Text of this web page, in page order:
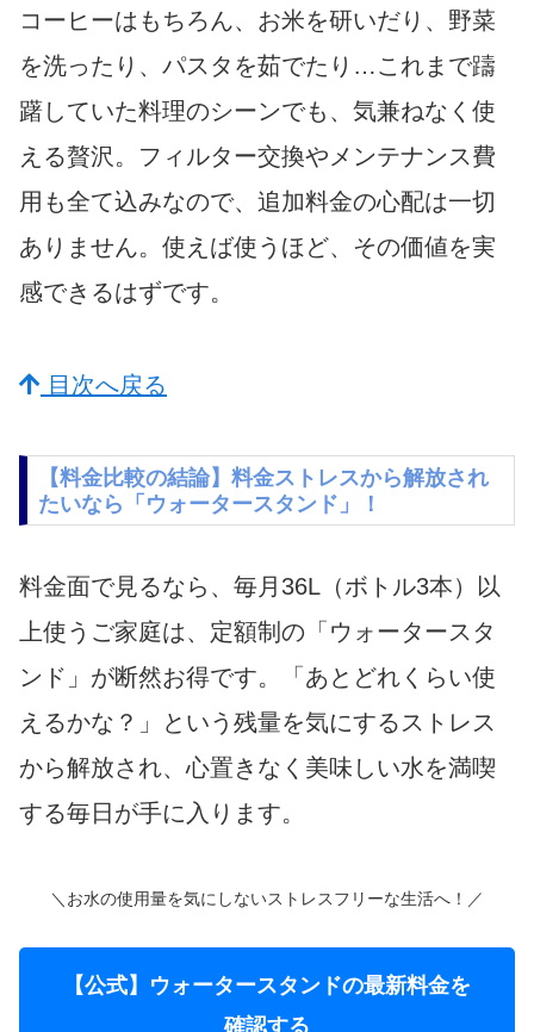
コーヒーはもちろん、お米を研いだり、野菜
を洗ったり、パスタを茹でたり…これまで躊
躇していた料理のシーンでも、気兼ねなく使
える贅沢。フィルター交換やメンテナンス費
用も全て込みなので、追加料金の心配は一切
ありません。使えば使うほど、その価値を実
感できるはずです。
目次へ戻る
【料金比較の結論】料金ストレスから解放され
たいなら「ウォータースタンド」！
料金面で見るなら、毎月36L（ボトル3本）以
上使うご家庭は、定額制の「ウォータースタ
ンド」が断然お得です。「あとどれくらい使
えるかな？」という残量を気にするストレス
から解放され、心置きなく美味しい水を満喫
する毎日が手に入ります。
＼お水の使用量を気にしないストレスフリーな生活へ！／
【公式】ウォータースタンドの最新料金を
確認する